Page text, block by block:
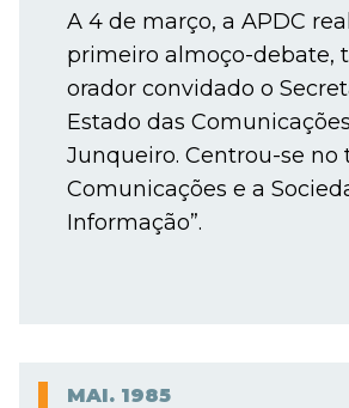
A 4 de março, a APDC
primeiro almoço-debate,
orador convidado o
Estado das
Junqueiro. Centrou-se no
Comunicações e a
Informação”.
MAI. 1985